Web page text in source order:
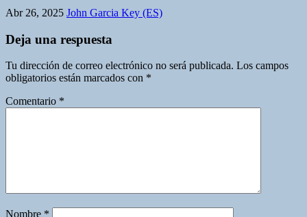
Abr 26, 2025 John Garcia Key (ES)
Deja una respuesta
Tu dirección de correo electrónico no será publicada. Los campos
obligatorios están marcados con *
Comentario *
Nombre *